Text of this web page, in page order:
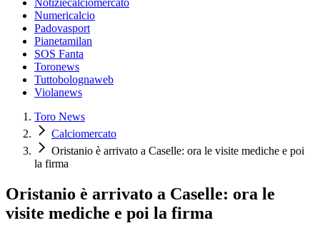
Notiziecalciomercato
Numericalcio
Padovasport
Pianetamilan
SOS Fanta
Toronews
Tuttobolognaweb
Violanews
Toro News
Calciomercato
Oristanio è arrivato a Caselle: ora le visite mediche e poi
la firma
Oristanio è arrivato a Caselle: ora le
visite mediche e poi la firma